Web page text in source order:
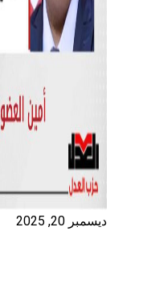
ديسمبر 20, 2025